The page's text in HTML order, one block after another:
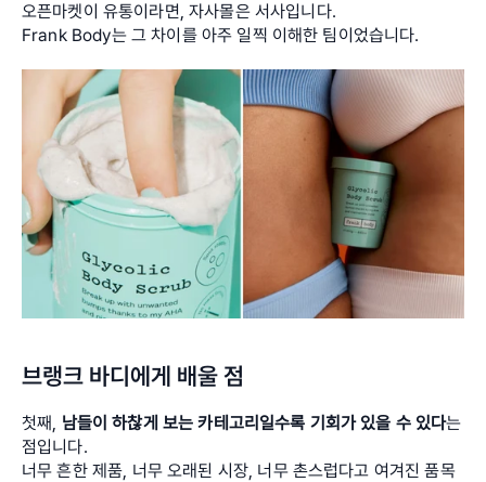
오픈마켓이 유통이라면, 자사몰은 서사입니다.
Frank Body는 그 차이를 아주 일찍 이해한 팀이었습니다.
브랭크 바디에게 배울 점
첫째, 남들이 하찮게 보는 카테고리일수록 기회가 있을 수 있다는
점입니다.
너무 흔한 제품, 너무 오래된 시장, 너무 촌스럽다고 여겨진 품목